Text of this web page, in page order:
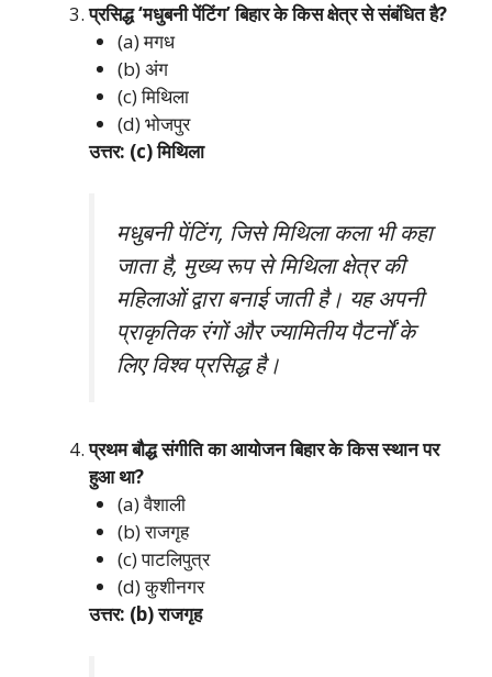
प्रसिद्ध ‘मधुबनी पेंटिंग’ बिहार के किस क्षेत्र से संबंधित है?
(a) मगध
(b) अंग
(c) मिथिला
(d) भोजपुर
उत्तर: (c) मिथिला
मधुबनी पेंटिंग, जिसे मिथिला कला भी कहा
जाता है, मुख्य रूप से मिथिला क्षेत्र की
महिलाओं द्वारा बनाई जाती है। यह अपनी
प्राकृतिक रंगों और ज्यामितीय पैटर्नों के
लिए विश्व प्रसिद्ध है।
प्रथम बौद्ध संगीति का आयोजन बिहार के किस स्थान पर
हुआ था?
(a) वैशाली
(b) राजगृह
(c) पाटलिपुत्र
(d) कुशीनगर
उत्तर: (b) राजगृह